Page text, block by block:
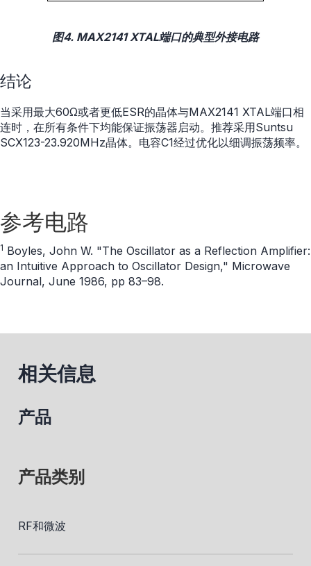
图4. MAX2141 XTAL端口的典型外接电路
结论
当采用最大60Ω或者更低ESR的晶体与MAX2141 XTAL端口相
连时，在所有条件下均能保证振荡器启动。推荐采用Suntsu
SCX123-23.920MHz晶体。电容C1经过优化以细调振荡频率。
参考电路
1 Boyles, John W. "The Oscillator as a Reflection Amplifier:
an Intuitive Approach to Oscillator Design," Microwave
Journal, June 1986, pp 83–98.
相关信息
产品
产品类别
RF和微波